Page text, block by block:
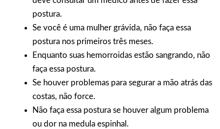
postura.
Se você é uma mulher grávida, não faça essa
postura nos primeiros três meses.
Enquanto suas hemorroidas estão sangrando, não
faça essa postura.
Se houver problemas para segurar a mão atrás das
costas, não force.
Não faça essa postura se houver algum problema
ou dor na medula espinhal.